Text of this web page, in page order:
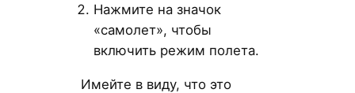
Нажмите на значок
«самолет», чтобы
включить режим полета.
Имейте в виду, что это